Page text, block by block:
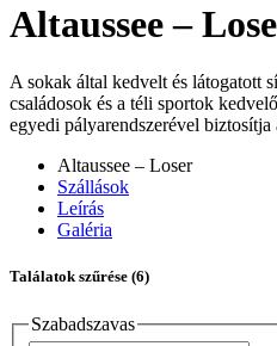
Altaussee –
A sokak által kedvelt és látogatott
családosok és a téli sportok
egyedi pályarendszerével
Altaussee – Loser
Szállások
Leírás
Galéria
Találatok szűrése (6)
Szabadszavas